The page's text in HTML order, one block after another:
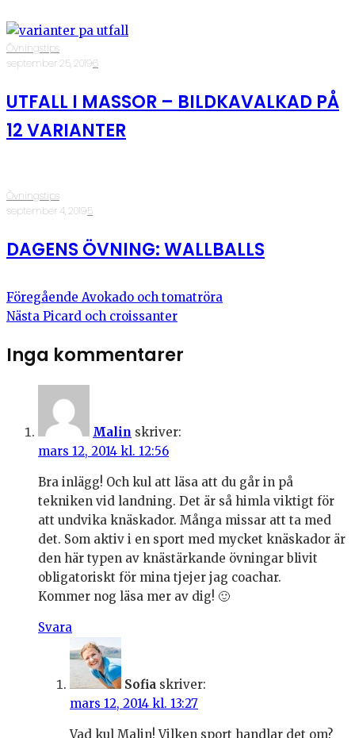
Övningstips
·september 25, 2019·6
UTFALL I MASSOR – BILDKAVALKAD PÅ
12 VARIANTER
Övningstips
·september 4, 2019·5
DAGENS ÖVNING: WALLBALLS
Föregående Avokado och tomatröra
Nästa Picard och croissanter
Inga kommentarer
Malin skriver:
mars 12, 2014 kl. 12:56
Bra inlägg! Och kul att läsa att du går in på
tekniken vid landning. Det är så himla viktigt för
att undvika knäskador. Många missar att ta med
det. Som aktiv i en sport med mycket knäskador är
den här typen av knästärkande övningar blivit
obligatoriskt för mina tjejer jag coachar.
Kommer nog läsa mer av dig! 🙂
Svara
Sofia skriver:
mars 12, 2014 kl. 13:27
Vad kul Malin! Vilken sport handlar det om?